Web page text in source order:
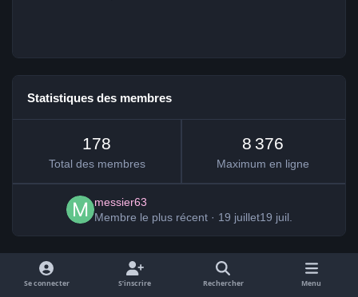
Statistiques des membres
178
Total des membres
8 376
Maximum en ligne
messier63
Membre le plus récent · 19 juillet19 juil.
Se connecter S’inscrire Rechercher Menu